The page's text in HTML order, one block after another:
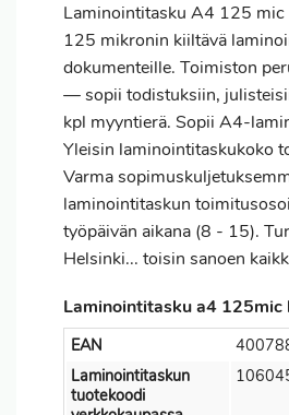
Laminointitasku A4 125
125 mikronin kiiltävä
dokumenteille. Toimiston
— sopii todistuksiin,
kpl myyntierä. Sopii A4-
Yleisin laminointitaskukoko
Varma
laminointitaskun
työpäivän aikana (8 - 15).
Helsinki... toisin sanoen
Laminointitasku a4
EAN
Laminointitaskun
tuotekoodi